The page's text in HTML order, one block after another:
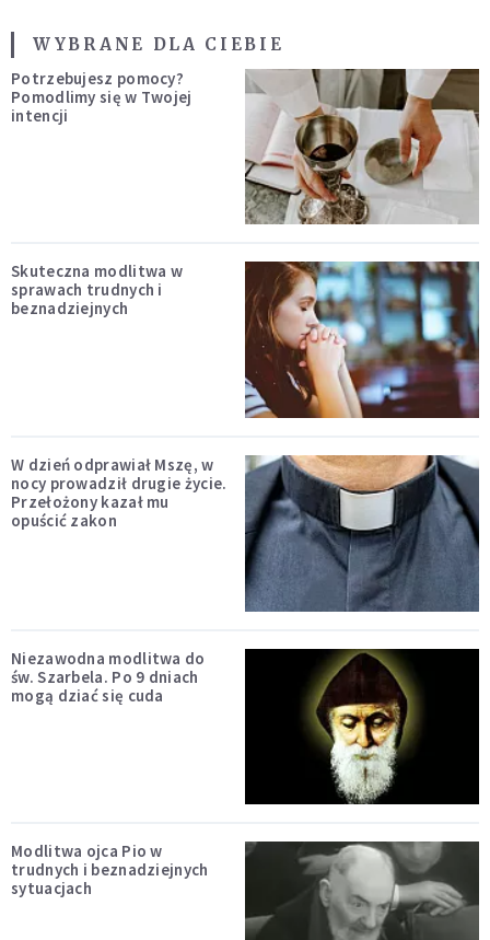
WYBRANE DLA CIEBIE
Potrzebujesz pomocy?
Pomodlimy się w Twojej
intencji
Skuteczna modlitwa w
sprawach trudnych i
beznadziejnych
W dzień odprawiał Mszę, w
nocy prowadził drugie życie.
Przełożony kazał mu
opuścić zakon
Niezawodna modlitwa do
św. Szarbela. Po 9 dniach
mogą dziać się cuda
Modlitwa ojca Pio w
trudnych i beznadziejnych
sytuacjach